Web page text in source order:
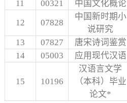
11 00321 中国文化概论
12
07828
中国新时期小
说研究
13
07827 唐宋诗词鉴赏
14
05003 应用现代汉语
15 10196
汉语言文学
（本科）毕业
论文*